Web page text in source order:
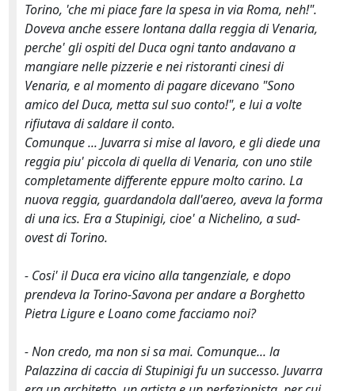
Torino, 'che mi piace fare la spesa in via Roma, neh!".
Doveva anche essere lontana dalla reggia di Venaria,
perche' gli ospiti del Duca ogni tanto andavano a
mangiare nelle pizzerie e nei ristoranti cinesi di
Venaria, e al momento di pagare dicevano "Sono
amico del Duca, metta sul suo conto!", e lui a volte
rifiutava di saldare il conto.
Comunque ... Juvarra si mise al lavoro, e gli diede una
reggia piu' piccola di quella di Venaria, con uno stile
completamente differente eppure molto carino. La
nuova reggia, guardandola dall'aereo, aveva la forma
di una ics. Era a Stupinigi, cioe' a Nichelino, a sud-
ovest di Torino.
- Cosi' il Duca era vicino alla tangenziale, e dopo
prendeva la Torino-Savona per andare a Borghetto
Pietra Ligure e Loano come facciamo noi?
- Non credo, ma non si sa mai. Comunque... la
Palazzina di caccia di Stupinigi fu un successo. Juvarra